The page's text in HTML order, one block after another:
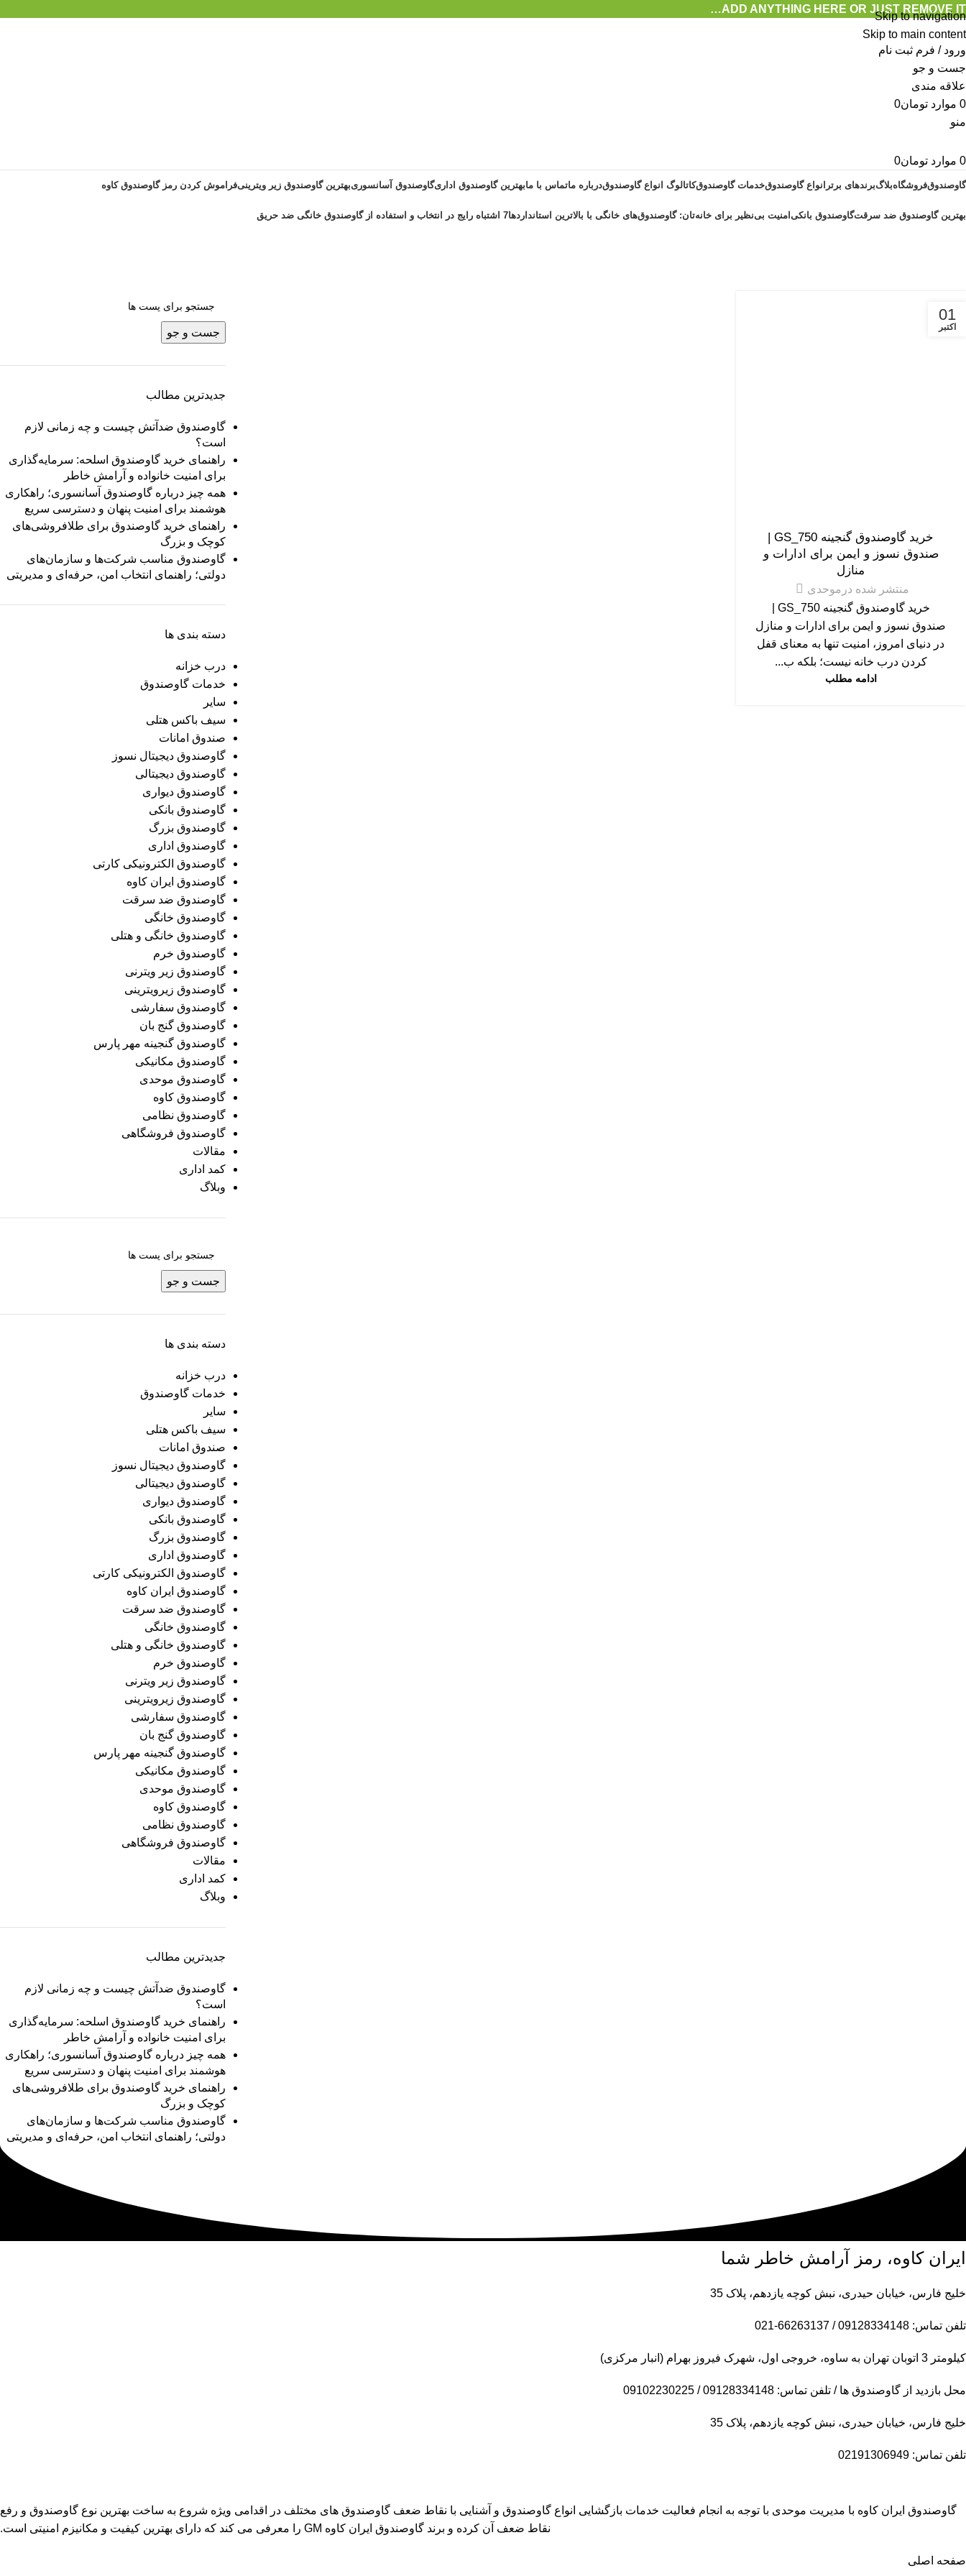
Skip to navigation
Skip to main content
ADD ANYTHING HERE OR JUST REMOVE IT…
ورود / فرم ثبت نام
جست و جو
علاقه مندی
0 موارد تومان0
منو
0 موارد تومان0
گاوصندوقفروشگاهبلاگبرندهای برتر انواع گاوصندوقخدمات گاوصندوقکاتالوگ انواع گاوصندوقدرباره ماتماس با مابهترین گاوصندوق اداریگاوصندوق آسانسوریبهترین گاوصندوق زیر ویترینیفراموش کردن رمز گاوصندوق کاوه
بهترین گاوصندوق ضد سرقتگاوصندوق بانکیامنیت بی‌نظیر برای خانه‌تان: گاوصندوق‌های خانگی با بالاترین استانداردها7 اشتباه رایج در انتخاب و استفاده از گاوصندوق خانگی ضد حریق
01
اکتبر
خرید گاوصندوق گنجینه GS_750 |
صندوق نسوز و ایمن برای ادارات و
منازل
منتشر شده در موحدی
صندوق نسوز و ایمن برای ادارات و منازل
در دنیای امروز، امنیت تنها به معنای قفل
کردن درب خانه نیست؛ بلکه ب...
ادامه مطلب
جست و جو
جدیدترین مطالب
گاوصندوق ضدآتش چیست و چه زمانی لازم
است؟
راهنمای خرید گاوصندوق اسلحه: سرمایه‌گذاری
برای امنیت خانواده و آرامش خاطر
همه چیز درباره گاوصندوق آسانسوری؛ راهکاری
هوشمند برای امنیت پنهان و دسترسی سریع
راهنمای خرید گاوصندوق برای طلافروشی‌های
کوچک و بزرگ
گاوصندوق مناسب شرکت‌ها و سازمان‌های
دولتی؛ راهنمای انتخاب امن، حرفه‌ای و مدیریتی
دسته بندی ها
درب خزانه
خدمات گاوصندوق
سایر
سیف باکس هتلی
صندوق امانات
گاوصندوق دیجیتال نسوز
گاوصندوق دیجیتالی
گاوصندوق دیواری
گاوصندوق بانکی
گاوصندوق بزرگ
گاوصندوق اداری
گاوصندوق الکترونیکی کارتی
گاوصندوق ایران کاوه
گاوصندوق ضد سرقت
گاوصندوق خانگی
گاوصندوق خانگی و هتلی
گاوصندوق خرم
گاوصندوق زیر ویترنی
گاوصندوق زیرویترینی
گاوصندوق سفارشی
گاوصندوق گنج بان
گاوصندوق گنجینه مهر پارس
گاوصندوق مکانیکی
گاوصندوق موحدی
گاوصندوق کاوه
گاوصندوق نظامی
گاوصندوق فروشگاهی
مقالات
کمد اداری
وبلاگ
جست و جو
دسته بندی ها
درب خزانه
خدمات گاوصندوق
سایر
سیف باکس هتلی
صندوق امانات
گاوصندوق دیجیتال نسوز
گاوصندوق دیجیتالی
گاوصندوق دیواری
گاوصندوق بانکی
گاوصندوق بزرگ
گاوصندوق اداری
گاوصندوق الکترونیکی کارتی
گاوصندوق ایران کاوه
گاوصندوق ضد سرقت
گاوصندوق خانگی
گاوصندوق خانگی و هتلی
گاوصندوق خرم
گاوصندوق زیر ویترنی
گاوصندوق زیرویترینی
گاوصندوق سفارشی
گاوصندوق گنج بان
گاوصندوق گنجینه مهر پارس
گاوصندوق مکانیکی
گاوصندوق موحدی
گاوصندوق کاوه
گاوصندوق نظامی
گاوصندوق فروشگاهی
مقالات
کمد اداری
وبلاگ
جدیدترین مطالب
گاوصندوق ضدآتش چیست و چه زمانی لازم
است؟
راهنمای خرید گاوصندوق اسلحه: سرمایه‌گذاری
برای امنیت خانواده و آرامش خاطر
همه چیز درباره گاوصندوق آسانسوری؛ راهکاری
هوشمند برای امنیت پنهان و دسترسی سریع
راهنمای خرید گاوصندوق برای طلافروشی‌های
کوچک و بزرگ
گاوصندوق مناسب شرکت‌ها و سازمان‌های
دولتی؛ راهنمای انتخاب امن، حرفه‌ای و مدیریتی
ایران کاوه، رمز آرامش خاطر شما
خلیج فارس، خیابان حیدری، نبش کوچه یازدهم، پلاک 35
تلفن تماس: 09128334148 / 66263137-021
کیلومتر 3 اتوبان تهران به ساوه، خروجی اول، شهرک فیروز بهرام (انبار مرکزی)
محل بازدید از گاوصندوق ها / تلفن تماس: 09128334148 / 09102230225
خلیج فارس، خیابان حیدری، نبش کوچه یازدهم، پلاک 35
تلفن تماس: 02191306949
گاوصندوق ایران کاوه با مدیریت موحدی با توجه به انجام فعالیت خدمات بازگشایی انواع گاوصندوق و آشنایی با نقاط ضعف گاوصندوق های مختلف در اقدامی ویژه شروع به ساخت بهترین نوع گاوصندوق و رفع
نقاط ضعف آن کرده و برند گاوصندوق ایران کاوه GM را معرفی می کند که دارای بهترین کیفیت و مکانیزم امنیتی است.
صفحه اصلی